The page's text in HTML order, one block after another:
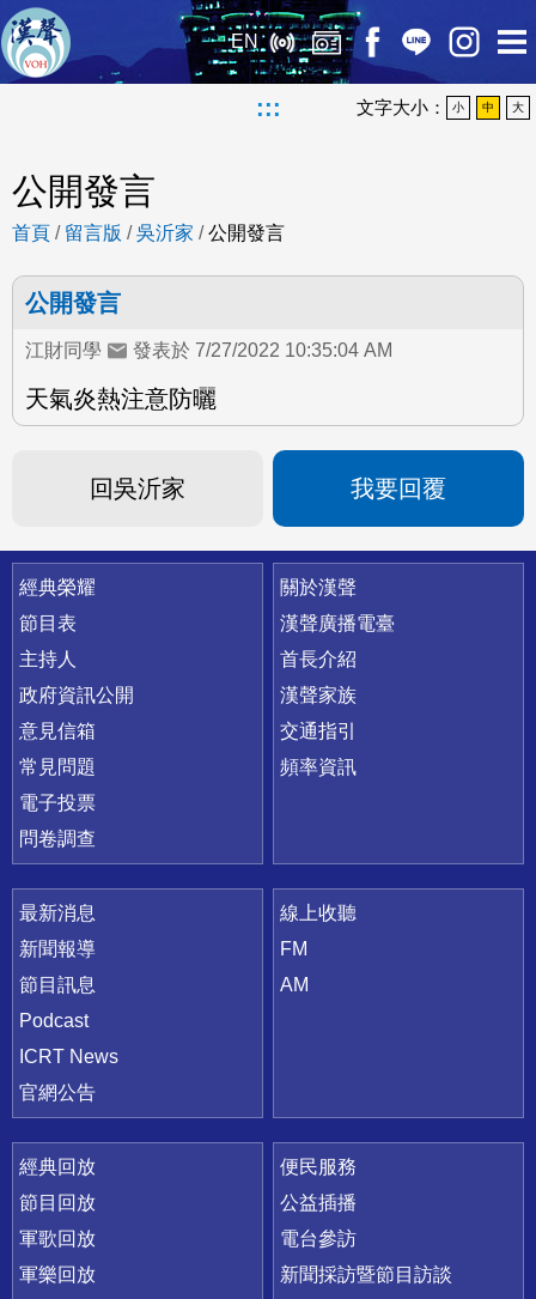
EN
::: 文字大小： 小 中 大
公開發言
首頁 / 留言版 /吳沂家 /公開發言
公開發言
江財同學 發表於 7/27/2022 10:35:04 AM
天氣炎熱注意防曬
回吳沂家 我要回覆
快速連結
經典榮耀
節目表
主持人
政府資訊公開
意見信箱
常見問題
電子投票
問卷調查
關於漢聲
漢聲廣播電臺
首長介紹
漢聲家族
交通指引
頻率資訊
最新消息
新聞報導
節目訊息
Podcast
ICRT News
官網公告
線上收聽
FM
AM
經典回放
節目回放
軍歌回放
軍樂回放
便民服務
公益插播
電台參訪
新聞採訪暨節目訪談